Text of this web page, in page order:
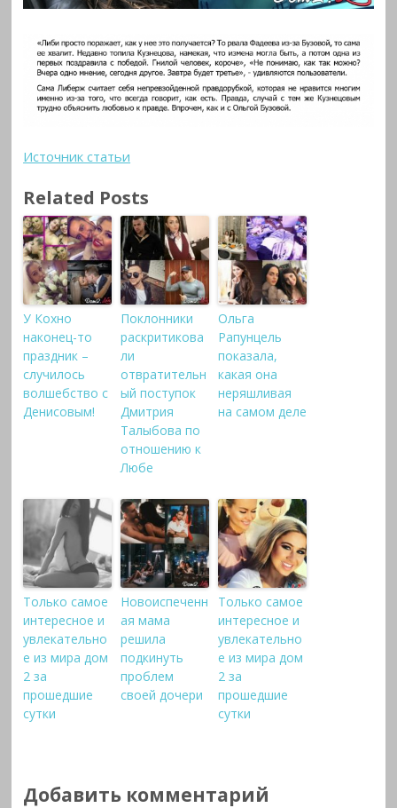
Источник статьи
Related Posts
У Кохно
наконец-то
праздник –
случилось
волшебство с
Денисовым!
Поклонники
раскритикова
ли
отвратительн
ый поступок
Дмитрия
Талыбова по
отношению к
Любе
Ольга
Рапунцель
показала,
какая она
неряшливая
на самом деле
Только самое
интересное и
увлекательно
е из мира дом
2 за
прошедшие
сутки
Новоиспеченн
ая мама
решила
подкинуть
проблем
своей дочери
Только самое
интересное и
увлекательно
е из мира дом
2 за
прошедшие
сутки
Добавить комментарий